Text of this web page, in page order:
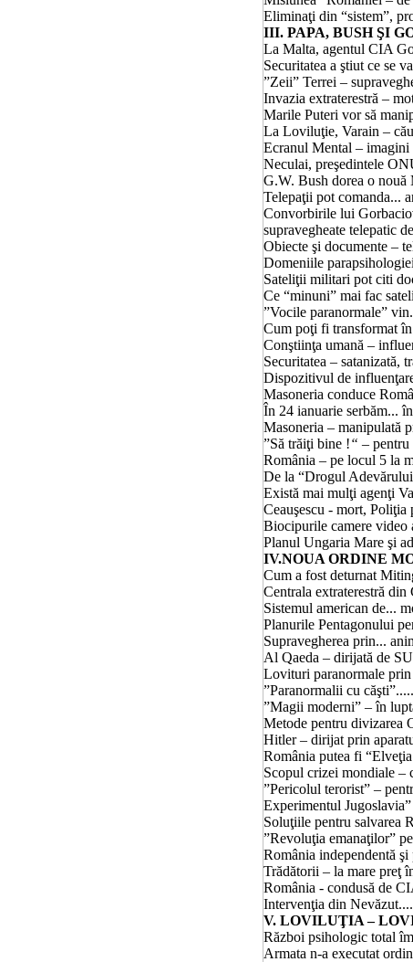
Eliminaţi din “sistem”,
III. PAPA, BUSH ŞI
La Malta, agentul CIA
Securitatea a ştiut ce se
”Zeii” Terrei –
Invazia extraterestră –
Marile Puteri vor să
La Loviluţie, Varain –
Ecranul Mental –
Neculai, preşedintele
G.W. Bush dorea o nouă
Telepaţii pot comanda...
Convorbirile lui
supravegheate telepatic
Obiecte şi documente –
Domeniile
Sateliţii militari pot citi
Ce “minuni” mai fac
”Vocile paranormale” vin
Cum poţi fi transformat
Conştiinţa umană –
Securitatea – satanizată,
Dispozitivul de
Masoneria conduce
În 24 ianuarie serbăm...
Masoneria – manipulată
”Să trăiţi bine !“ – pentru
România – pe locul 5 la
De la “Drogul
Există mai mulţi agenţi
Ceauşescu - mort,
Biocipurile camere video
Planul Ungaria Mare şi
IV.NOUA ORDINE
Cum a fost deturnat
Centrala extraterestră
Sistemul american de...
Planurile Pentagonului
Supravegherea prin...
Al Qaeda – dirijată de
Lovituri paranormale
”Paranormalii cu
”Magii moderni” – în
Metode pentru divizarea
Hitler – dirijat prin
România putea fi
Scopul crizei mondiale –
”Pericolul terorist” –
Experimentul
Soluţiile pentru salvarea
”Revoluţia emanaţilor”
România independentă şi
Trădătorii – la mare preţ
România - condusă de
Intervenţia din
V. LOVILUŢIA –
Război psihologic total
Armata n-a executat